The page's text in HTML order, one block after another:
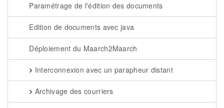
Paramétrage de l'édition des documents
Edition de documents avec java
Déploiement du Maarch2Maarch
Interconnexion avec un parapheur distant
Archivage des courriers